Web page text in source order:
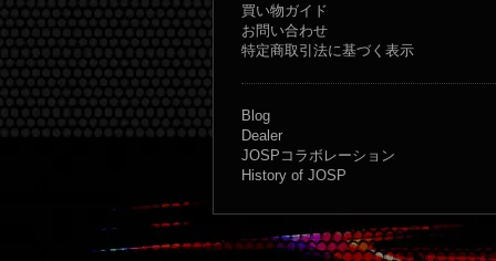
買い物ガイド
お問い合わせ
特定商取引法に基づく表示
Blog
Dealer
JOSPコラボレーション
History of JOSP